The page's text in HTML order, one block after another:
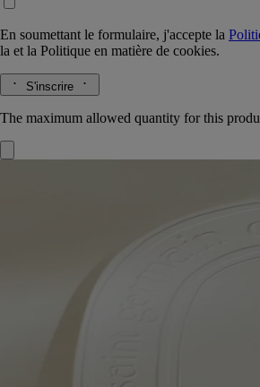
En soumettant le formulaire, j'accepte la
la et la Politique en matière de cookies.
S'inscrire
The maximum allowed quantity for this